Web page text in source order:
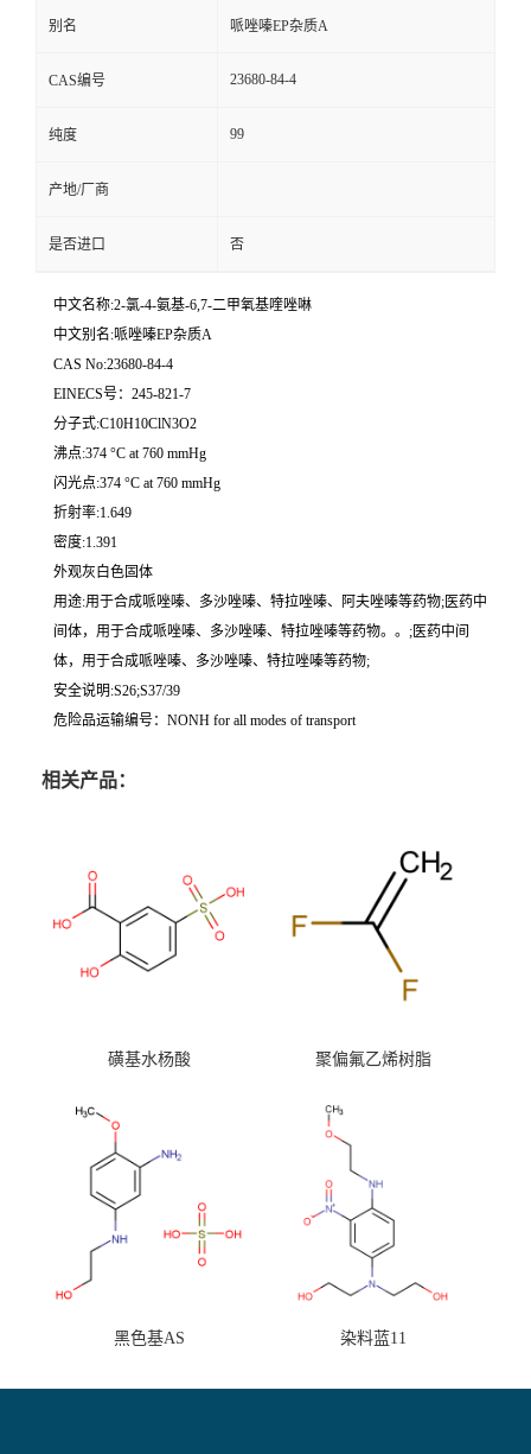
别名 哌唑嗪EP杂质A
CAS编号 23680-84-4
纯度 99
产地/厂商
是否进口 否
中文名称:2-氯-4-氨基-6,7-二甲氧基喹唑啉
中文别名:哌唑嗪EP杂质A
CAS No:23680-84-4
EINECS号：245-821-7
分子式:C10H10ClN3O2
沸点:374 °C at 760 mmHg
闪光点:374 °C at 760 mmHg
折射率:1.649
密度:1.391
外观灰白色固体
用途:用于合成哌唑嗪、多沙唑嗪、特拉唑嗪、阿夫唑嗪等药物;医药中
间体，用于合成哌唑嗪、多沙唑嗪、特拉唑嗪等药物。。;医药中间
体，用于合成哌唑嗪、多沙唑嗪、特拉唑嗪等药物;
安全说明:S26;S37/39
危险品运输编号：NONH for all modes of transport
相关产品：
磺基水杨酸 聚偏氟乙烯树脂
黑色基AS 染料蓝11